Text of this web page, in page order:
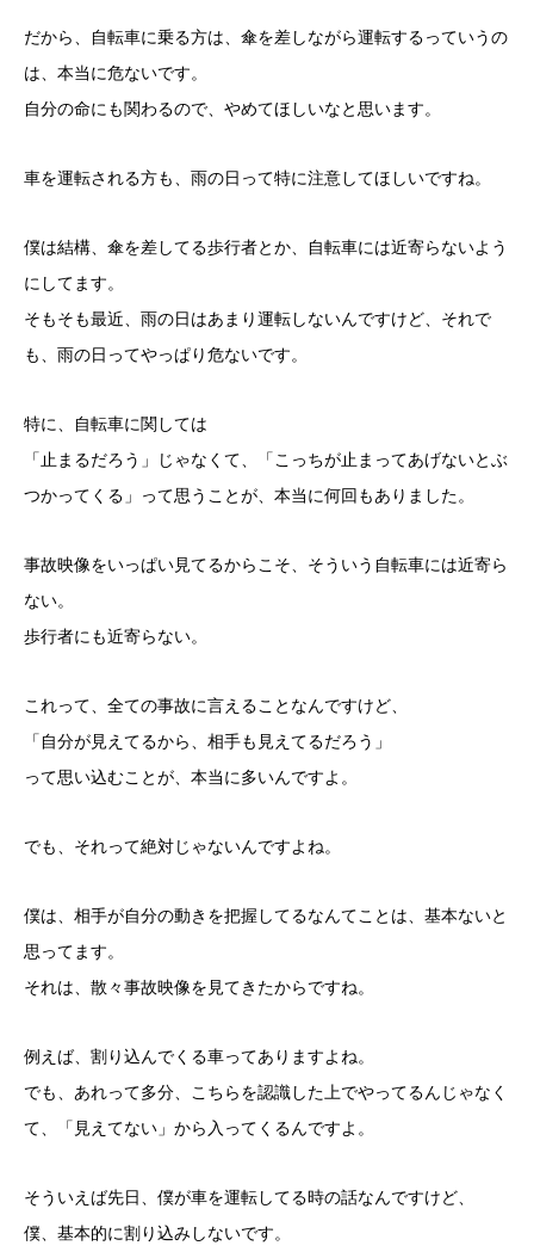
だから、自転車に乗る方は、傘を差しながら運転するっていうの
は、本当に危ないです。
自分の命にも関わるので、やめてほしいなと思います。
車を運転される方も、雨の日って特に注意してほしいですね。
僕は結構、傘を差してる歩行者とか、自転車には近寄らないよう
にしてます。
そもそも最近、雨の日はあまり運転しないんですけど、それで
も、雨の日ってやっぱり危ないです。
特に、自転車に関しては
「止まるだろう」じゃなくて、「こっちが止まってあげないとぶ
つかってくる」って思うことが、本当に何回もありました。
事故映像をいっぱい見てるからこそ、そういう自転車には近寄ら
ない。
歩行者にも近寄らない。
これって、全ての事故に言えることなんですけど、
「自分が見えてるから、相手も見えてるだろう」
って思い込むことが、本当に多いんですよ。
でも、それって絶対じゃないんですよね。
僕は、相手が自分の動きを把握してるなんてことは、基本ないと
思ってます。
それは、散々事故映像を見てきたからですね。
例えば、割り込んでくる車ってありますよね。
でも、あれって多分、こちらを認識した上でやってるんじゃなく
て、「見えてない」から入ってくるんですよ。
そういえば先日、僕が車を運転してる時の話なんですけど、
僕、基本的に割り込みしないです。